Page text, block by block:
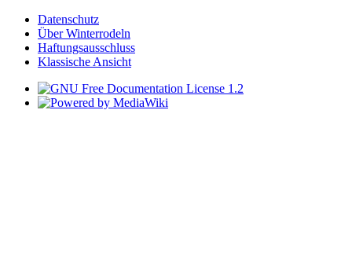
Datenschutz
Über Winterrodeln
Haftungsausschluss
Klassische Ansicht